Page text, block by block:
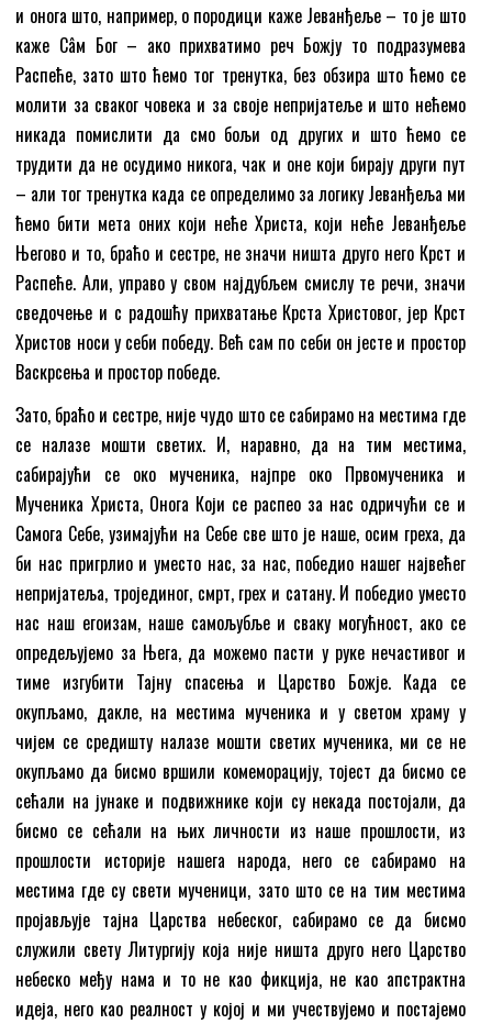
и онога што, например, о породици каже Јеванђеље – то је што
каже Сâм Бог – ако прихватимо реч Божју то подразумева
Распеће, зато што ћемо тог тренутка, без обзира што ћемо се
молити за сваког човека и за своје непријатеље и што нећемо
никада помислити да смо бољи од других и што ћемо се
трудити да не осудимо никога, чак и оне који бирају други пут
– али тог тренутка када се определимо за логику Јеванђеља ми
ћемо бити мета оних који неће Христа, који неће Јеванђеље
Његово и то, браћо и сестре, не значи ништа друго него Крст и
Распеће. Али, управо у свом најдубљем смислу те речи, значи
сведочење и с радошћу прихватање Крста Христовог, јер Крст
Христов носи у себи победу. Већ сам по себи он јесте и простор
Васкрсења и простор победе.
Зато, браћо и сестре, није чудо што се сабирамо на местима где
се налазе мошти светих. И, наравно, да на тим местима,
сабирајући се око мученика, најпре око Првомученика и
Мученика Христа, Онога Који се распео за нас одричући се и
Самога Себе, узимајући на Себе све што је наше, осим греха, да
би нас пригрлио и уместо нас, за нас, победио нашег највећег
непријатеља, тројединог, смрт, грех и сатану. И победио уместо
нас наш егоизам, наше самољубље и сваку могућност, ако се
опредељујемо за Њега, да можемо пасти у руке нечастивог и
тиме изгубити Тајну спасења и Царство Божје. Када се
окупљамо, дакле, на местима мученика и у светом храму у
чијем се средишту налазе мошти светих мученика, ми се не
окупљамо да бисмо вршили комеморацију, тојест да бисмо се
сећали на јунаке и подвижнике који су некада постојали, да
бисмо се сећали на њих личности из наше прошлости, из
прошлости историје нашега народа, него се сабирамо на
местима где су свети мученици, зато што се на тим местима
пројављује тајна Царства небеског, сабирамо се да бисмо
служили свету Литургију која није ништа друго него Царство
небеско међу нама и то не као фикција, не као апстрактна
идеја, него као реалност у којој и ми учествујемо и постајемо